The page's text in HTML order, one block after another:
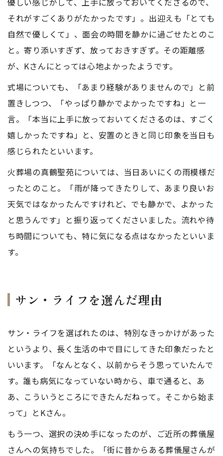
それがすごくありがたかったです」。出迎えも「とても
自然で優しくて」、面会の時間を静かに過ごせたとのこ
と。寄り添いすぎず、放っておきすぎず。その距離感
が、Kさんにとっては心地よかったようです。
式場についても、「あまり経験がありませんので」と前
置きしつつ、「やっぱり静かでよかったですね」と一
言。「本当に上手に放っておいてくださるのは、すごく
嬉しかったですね」と、安置のときと同じ印象を当日も
感じられたといいます。
火葬場の真鶴聖苑については、当日あいにくの雨模様だ
ったとのこと。「雨が降ってきたりして、あまり良いお
天気ではなかったんですけれど、でも静かで、よかった
と思うんです」と振り返ってくださいました。流れや待
ち時間についても、特に気になる点はなかったといいま
す。
サン・ライフを選んだ理由
サン・ライフを選ばれたのは、特別なきっかけがあった
というより、長く生活の中で目にしてきた印象だったと
いいます。「なんとなく、以前からそう思っていたんで
す。誰も病気になっていない時から、車で通ると、あ
あ、こういうところにできたんだねって。そこから始ま
って」とKさん。
もう一つ、選択の決め手になったのが、ご近所の葬儀屋
さんへの気持ちでした。「街に昔からある葬儀屋さんが